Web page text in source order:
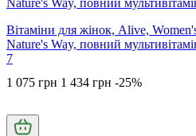
Вітаміни для жінок, Alive,
Nature's Way, повний
7
1 075 грн 1 434 грн -25%